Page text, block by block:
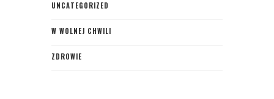
UNCATEGORIZED
W WOLNEJ CHWILI
ZDROWIE